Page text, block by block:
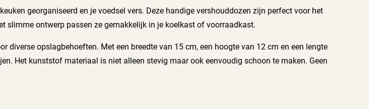
georganiseerd en je voedsel vers. Deze handige vershouddozen zijn perfect voor het
slimme ontwerp passen ze gemakkelijk in je koelkast of voorraadkast.
diverse opslagbehoeften. Met een breedte van 15 cm, een hoogte van 12 cm en een lengte
Het kunststof materiaal is niet alleen stevig maar ook eenvoudig schoon te maken. Geen